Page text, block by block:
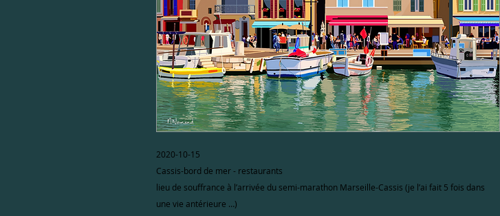
2020-10-15
Cassis-bord de mer - restaurants
lieu de souffrance à l’arrivée du semi-marathon Marseille-Cassis (je l’ai fait 5 fois dans
une vie antérieure …)